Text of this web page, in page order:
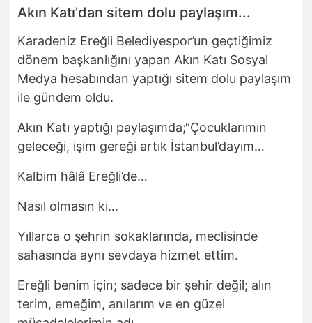
Akın Katı'dan sitem dolu paylaşım...
Karadeniz Ereğli Belediyespor’un geçtiğimiz
dönem başkanlığını yapan Akın Katı Sosyal
Medya hesabından yaptığı sitem dolu paylaşım
ile gündem oldu.
Akın Katı yaptığı paylaşımda;“Çocuklarımın
geleceği, işim gereği artık İstanbul’dayım…
Kalbim hâlâ Ereğli’de…
Nasıl olmasın ki…
Yıllarca o şehrin sokaklarında, meclisinde
sahasında aynı sevdaya hizmet ettim.
Ereğli benim için; sadece bir şehir değil; alın
terim, emeğim, anılarım ve en güzel